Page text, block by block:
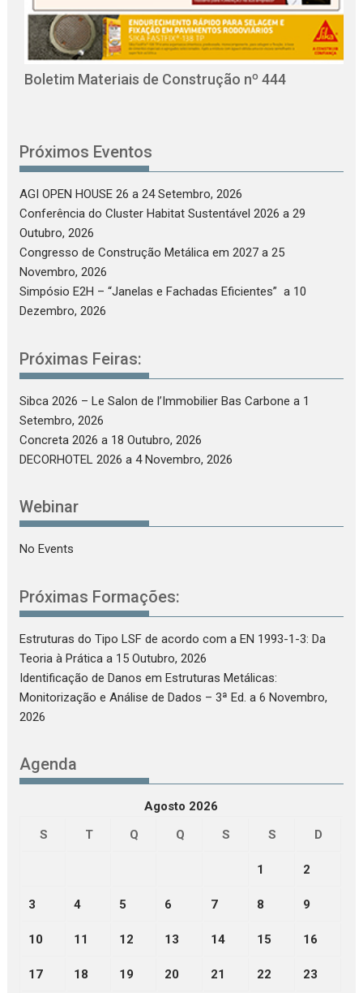
Boletim Materiais de Construção nº 444
Próximos Eventos
AGI OPEN HOUSE 26 a 24 Setembro, 2026
Conferência do Cluster Habitat Sustentável 2026 a 29
Outubro, 2026
Congresso de Construção Metálica em 2027 a 25
Novembro, 2026
Simpósio E2H – “Janelas e Fachadas Eficientes” a 10
Dezembro, 2026
Próximas Feiras:
Sibca 2026 – Le Salon de l’Immobilier Bas Carbone a 1
Setembro, 2026
Concreta 2026 a 18 Outubro, 2026
DECORHOTEL 2026 a 4 Novembro, 2026
Webinar
No Events
Próximas Formações:
Estruturas do Tipo LSF de acordo com a EN 1993-1-3: Da
Teoria à Prática a 15 Outubro, 2026
Identificação de Danos em Estruturas Metálicas:
Monitorização e Análise de Dados – 3ª Ed. a 6 Novembro,
2026
Agenda
Agosto 2026
S
T Q Q S S D
1 2
3 4 5 6 7 8 9
10 11 12 13 14 15 16
17 18 19 20 21 22 23